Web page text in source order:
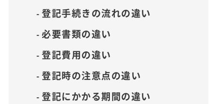
登記手続きの流れの違い
必要書類の違い
登記費用の違い
登記時の注意点の違い
登記にかかる期間の違い